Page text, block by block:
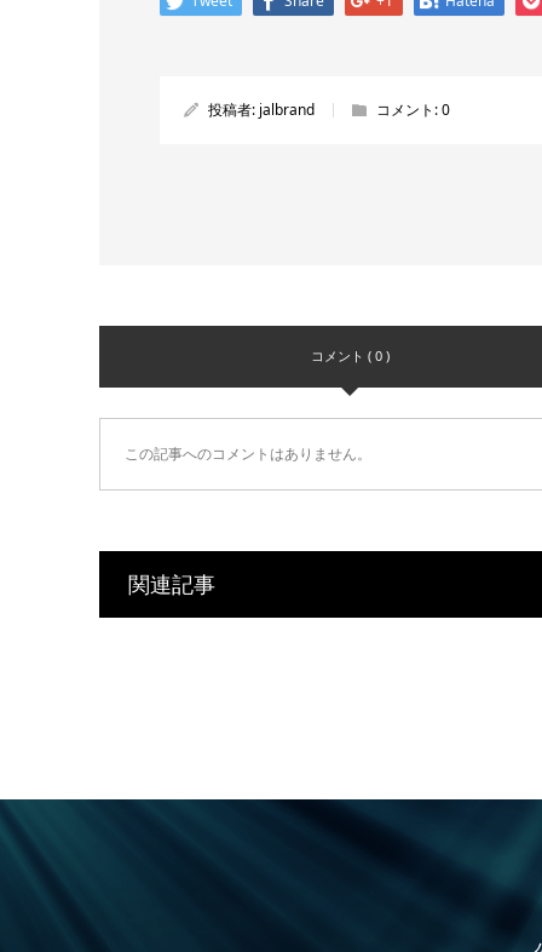
投稿者: jalbrand コメント:0
コメント ( 0 )
この記事へのコメントはありません。
関連記事